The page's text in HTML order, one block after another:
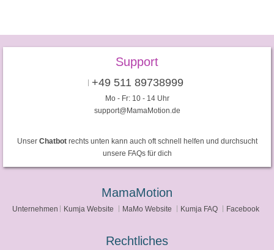
Support
+49 511 89738999
Mo - Fr: 10 - 14 Uhr
support@MamaMotion.de
Unser Chatbotrechts unten kann auch oft schnell helfen und durchsucht
unsere FAQs für dich
MamaMotion
Unternehmen Kumja Website MaMo Website Kumja FAQ Facebook
Rechtliches